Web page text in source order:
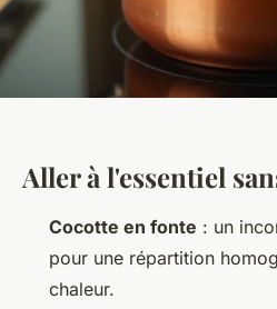
Aller à l'essentiel
Cocotte en fonte : un
pour une répartition
chaleur.